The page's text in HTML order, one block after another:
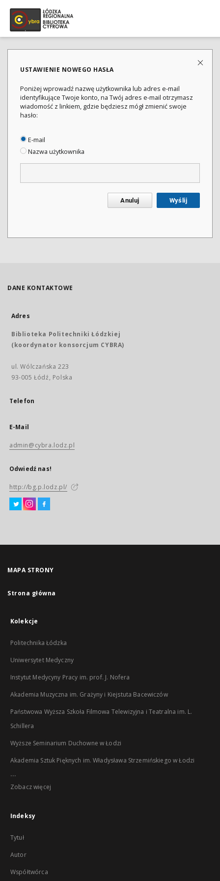
USTAWIENIE NOWEGO HASŁA
Poniżej wprowadź nazwę użytkownika lub adres e-mail
identyfikujące Twoje konto, na Twój adres e-mail otrzymasz
wiadomość z linkiem, gdzie będziesz mógł zmienić swoje
hasło:
E-mail
Nazwa użytkownika
Anuluj Wyślij
DANE KONTAKTOWE
Adres
Biblioteka Politechniki Łódzkiej
(koordynator konsorcjum CYBRA)
ul. Wólczańska 223
93-005 Łódź, Polska
Telefon
E-Mail
admin@cybra.lodz.pl
Odwiedź nas!
http://bg.p.lodz.pl/
MAPA STRONY
Strona główna
Kolekcje
Politechnika Łódzka
Uniwersytet Medyczny
Instytut Medycyny Pracy im. prof. J. Nofera
Akademia Muzyczna im. Grażyny i Kiejstuta Bacewiczów
Państwowa Wyższa Szkoła Filmowa Telewizyjna i Teatralna im. L.
Schillera
Wyższe Seminarium Duchowne w Łodzi
Akademia Sztuk Pięknych im. Władysława Strzemińskiego w Łodzi
...
Zobacz więcej
Indeksy
Tytuł
Autor
Współtwórca